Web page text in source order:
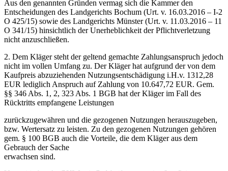
Aus den genannten Gründen vermag sich die Kammer den
Entscheidungen des Landgerichts Bochum (Urt. v. 16.03.2016 – I-2
O 425/15) sowie des Landgerichts Münster (Urt. v. 11.03.2016 – 11
O 341/15) hinsichtlich der Unerheblichkeit der Pflichtverletzung
nicht anzuschließen.
2. Dem Kläger steht der geltend gemachte Zahlungsanspruch jedoch
nicht im vollen Umfang zu. Der Kläger hat aufgrund der von dem
Kaufpreis abzuziehenden Nutzungsentschädigung i.H.v. 1312,28
EUR lediglich Anspruch auf Zahlung von 10.647,72 EUR. Gem.
§§ 346 Abs. 1, 2, 323 Abs. 1 BGB hat der Kläger im Fall des
Rücktritts empfangene Leistungen
zurückzugewähren und die gezogenen Nutzungen herauszugeben,
bzw. Wertersatz zu leisten. Zu den gezogenen Nutzungen gehören
gem. § 100 BGB auch die Vorteile, die dem Kläger aus dem
Gebrauch der Sache
erwachsen sind.